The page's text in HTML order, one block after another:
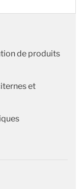
de produits
et